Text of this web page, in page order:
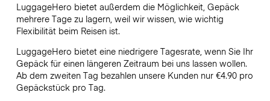
LuggageHero bietet außerdem die Möglichkeit, Gepäck
mehrere Tage zu lagern, weil wir wissen, wie wichtig
Flexibilität beim Reisen ist.
LuggageHero bietet eine niedrigere Tagesrate, wenn Sie Ihr
Gepäck für einen längeren Zeitraum bei uns lassen wollen.
Ab dem zweiten Tag bezahlen unsere Kunden nur €4.90 pro
Gepäckstück pro Tag.